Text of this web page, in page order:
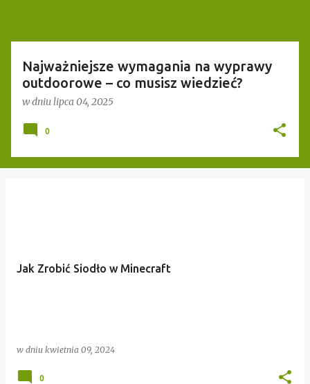
Najważniejsze wymagania na wyprawy
outdoorowe – co musisz wiedzieć?
w dniulipca 04, 2025
0
Jak Zrobić Siodło w Minecraft
w dniu kwietnia 09, 2024
0